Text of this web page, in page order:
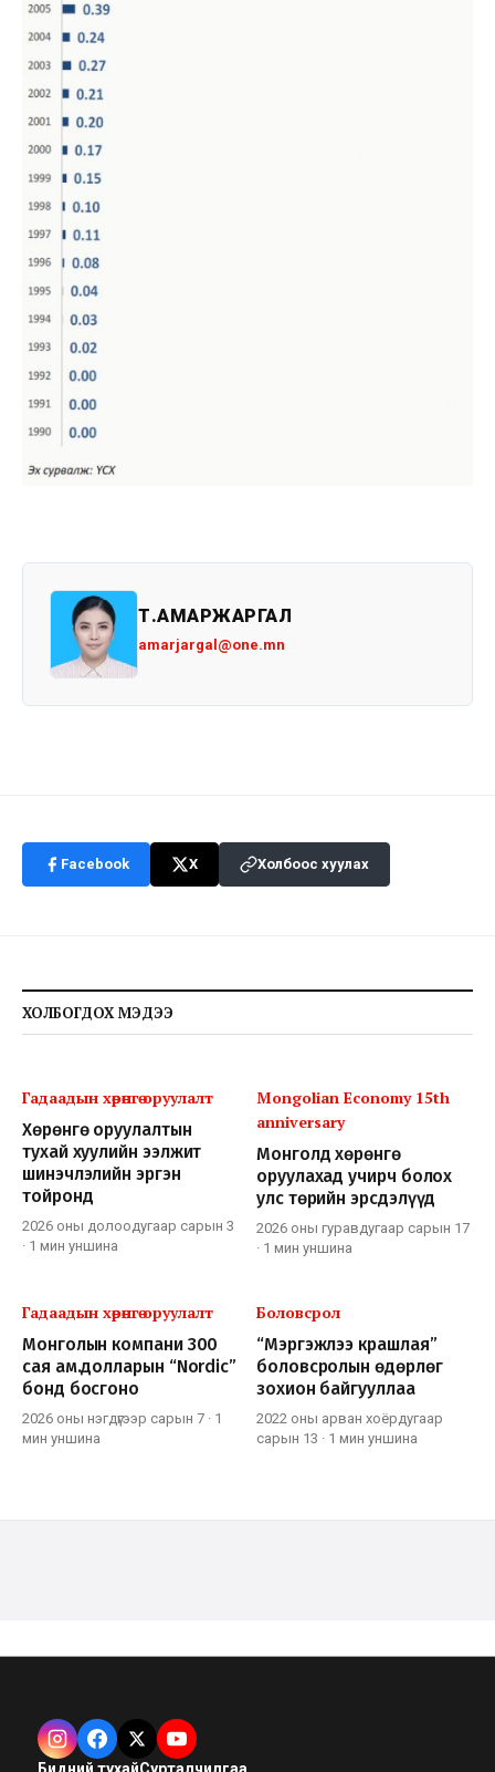
Т.АМАРЖАРГАЛ
amarjargal@one.mn
Facebook X Холбоос хуулах
ХОЛБОГДОХ МЭДЭЭ
Гадаадын хөрөнгө оруулалт
Хөрөнгө оруулалтын
тухай хуулийн ээлжит
шинэчлэлийн эргэн
тойронд
2026 оны долоодугаар сарын 3
· 1 мин уншина
Mongolian Economy 15th
anniversary
Монголд хөрөнгө
оруулахад учирч болох
улс төрийн эрсдэлүүд
2026 оны гуравдугаар сарын 17
· 1 мин уншина
Гадаадын хөрөнгө оруулалт
Монголын компани 300
сая ам.долларын “Nordic”
бонд босгоно
2026 оны нэгдүгээр сарын 7 · 1
мин уншина
Боловсрол
“Мэргэжлээ крашлая”
боловсролын өдөрлөг
зохион байгууллаа
2022 оны арван хоёрдугаар
сарын 13 · 1 мин уншина